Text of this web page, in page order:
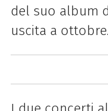
del suo album
uscita a ottobre.